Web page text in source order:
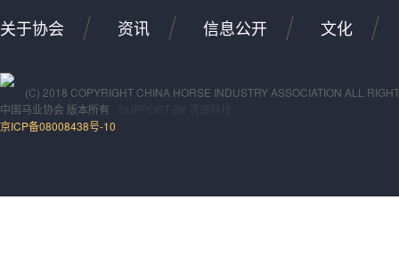
关于协会 资讯 信息公开 文化
(C) 2018 COPYRIGHT CHINA HORSE INDUSTRY ASSOCIATION ALL
中国马业协会 版本所有
京ICP备08008438号-10